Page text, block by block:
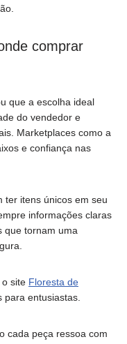
comprar
que a escolha ideal
do vendedor e
Marketplaces como a
e confiança nas
ter itens únicos em seu
informações claras
que tornam uma
site Floresta de
para entusiastas.
cada peça ressoa com